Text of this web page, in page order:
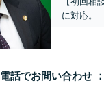
に対応。
電話でお問い合わせ